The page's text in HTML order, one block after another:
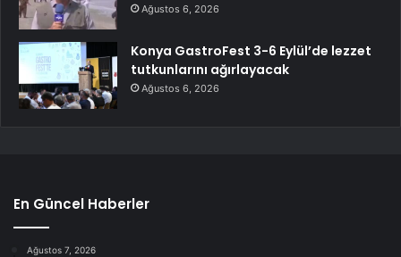
Ağustos 6, 2026
Konya GastroFest 3-6 Eylül’de lezzet
tutkunlarını ağırlayacak
Ağustos 6, 2026
En Güncel Haberler
Ağustos 7, 2026